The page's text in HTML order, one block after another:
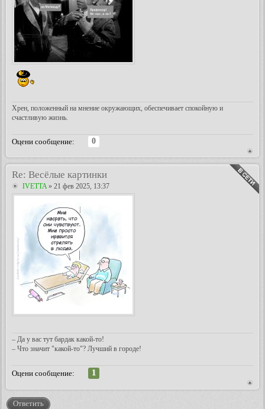
Хрен, положенный на мнение окружающих, обеспечивает спокойную и
счастливую жизнь.
Оцени сообщение:
0
Re: Весёлые картинки
IVETTA» 21 фев 2025, 13:37
– Да у вас тут бардак какой-то!
– Что значит "какой-то"? Лучший в городе!
Оцени сообщение:
1
Ответить